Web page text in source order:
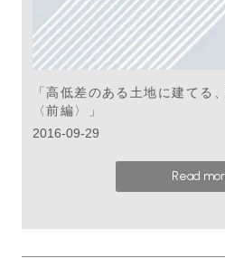
「高低差のある土地に建てる
〈前編〉」
2016-09-29
Read